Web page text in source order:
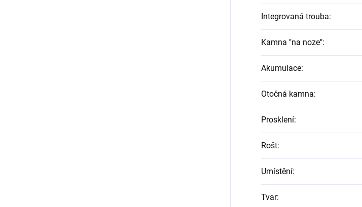
Integrovaná trouba:
Kamna "na noze":
Akumulace:
Otočná kamna:
Prosklení:
Rošt:
Umístění:
Tvar: